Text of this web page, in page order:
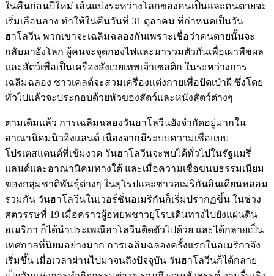
ในคืนก่อนปีใหม่ เส้นแบ่งระหว่างโลกของคนเป็นและคนตายจะ
เริ่มเลือนลาง ทำให้ในคืนวันที่ 31 ตุลาคม ที่กำหนดเป็นวัน
ฮาโลวีน พวกเขาจะเฉลิมฉลองกันเพราะเชื่อว่าคนตายนั้นจะ
กลับมายังโลก ผู้คนจะจุดกองไฟและมารวมตัวกันเพื่อเผาพืชผล
และสัตว์เพื่อเป็นเครื่องสังเวยเทพเจ้าเซลติก ในระหว่างการ
เฉลิมฉลอง ชาวเคลต์จะสวมเครื่องแต่งกายเพื่อปัดเป่าผี ซึ่งโดย
ทั่วไปแล้วจะประกอบด้วยหัวของสัตว์และหนังสัตว์ต่างๆ
ตามเดิมแล้ว การเฉลิมฉลองวันฮาโลวีนยังจำกัดอยู่มากใน
อาณานิคมนิวอิงแลนด์ เนื่องจากมีระบบความเชื่อแบบ
โปรเตสแตนต์ที่เข้มงวด วันฮาโลวีนจะพบได้ทั่วไปในรัฐแมรี่
แลนด์และอาณานิคมทางใต้ และเมื่อความเชื่อขนบธรรมเนียม
ของกลุ่มชาติพันธุ์ต่างๆ ในยุโรปและชาวอเมริกันอินเดียนหลอม
รวมกัน วันฮาโลวีนในเวอร์ชั่นอเมริกันก็เริ่มปรากฏขึ้น ในช่วง
ศตวรรษที่ 19 เมื่อคราวผู้อพยพชาวยุโรปเดินทางไปยังแผ่นดิน
อเมริกา ก็ได้นำประเพณีฮาโลวีนติดตัวไปด้วย และได้กลายเป็น
เทศกาลที่นิยมอย่างมาก การเฉลิมฉลองครั้งแรกในอเมริกาจึง
เริ่มขึ้น เมื่อเวลาผ่านไปมาจนถึงปัจจุบัน วันฮาโลวีนก็ได้กลาย